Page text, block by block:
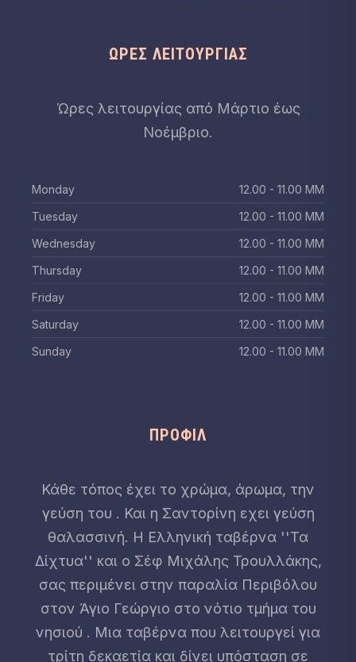
ΏΡΕΣ ΛΕΙΤΟΥΡΓΊΑΣ
Ώρες λειτουργίας από Μάρτιο έως
Νοέμβριο.
Monday
12.00 - 11.00 ΜΜ
Tuesday
12.00 - 11.00 ΜΜ
Wednesday
12.00 - 11.00 ΜΜ
Thursday
12.00 - 11.00 ΜΜ
Friday
12.00 - 11.00 ΜΜ
Saturday
12.00 - 11.00 ΜΜ
Sunday
12.00 - 11.00 ΜΜ
ΠΡΟΦΊΛ
Κάθε τόπος έχει το χρώμα, άρωμα, την
γεύση του . Και η Σαντορίνη εχει γεύση
θαλασσινή. Η Ελληνική ταβέρνα ''Τα
Δίχτυα'' και ο Σέφ Μιχάλης Τρουλλάκης,
σας περιμένει στην παραλία Περιβόλου
στον Άγιο Γεώργιο στο νότιο τμήμα του
νησιού . Μια ταβέρνα που λειτουργεί για
τρίτη δεκαετία και δίνει υπόσταση σε